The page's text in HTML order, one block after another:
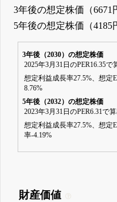
3年後の想定株価（
5年後の想定株価（
3年後（2030）の想定株価
2025年3月31日のPER16.35で
想定利益成長率27.5%、想定
8.76%
5年後（2032）の想定株価
2023年3月31日のPER6.31で
想定利益成長率27.5%、想定
率-4.19%
財産価値